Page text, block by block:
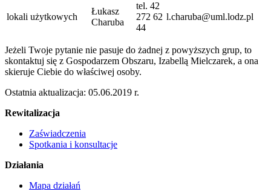
lokali użytkowych
Łukasz
Charuba
tel. 42
272 62
44
l.charuba@uml.lodz.pl
Jeżeli Twoje pytanie nie pasuje do żadnej z powyższych grup, to
skontaktuj się z Gospodarzem Obszaru, Izabellą Mielczarek, a ona
skieruje Ciebie do właściwej osoby.
Ostatnia aktualizacja: 05.06.2019 r.
Rewitalizacja
Zaświadczenia
Spotkania i konsultacje
Działania
Mapa działań